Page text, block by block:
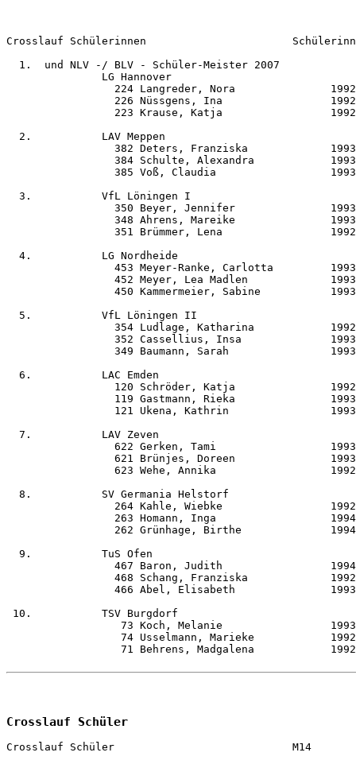
Crosslauf Schülerinnen
  1.  und NLV -/ BLV - Schüler-Meister 2007
LG Hannover
224 Langreder, Nora
226 Nüssgens, Ina
223 Krause, Katja
2.           LAV Meppen
382 Deters, Franziska
384 Schulte, Alexandra
385 Voß, Claudia
3.           VfL Löningen I
350 Beyer, Jennifer
348 Ahrens, Mareike
351 Brümmer, Lena
4.           LG Nordheide
453 Meyer-Ranke, Carlotta
452 Meyer, Lea Madlen
450 Kammermeier, Sabine
5.           VfL Löningen II
354 Ludlage, Katharina
352 Cassellius, Insa
349 Baumann, Sarah
6.           LAC Emden
120 Schröder, Katja
119 Gastmann, Rieka
121 Ukena, Kathrin
7.           LAV Zeven
622 Gerken, Tami
621 Brünjes, Doreen
623 Wehe, Annika
8.           SV Germania Helstorf
264 Kahle, Wiebke
263 Homann, Inga
262 Grünhage, Birthe
9.           TuS Ofen
467 Baron, Judith
468 Schang, Franziska
466 Abel, Elisabeth
10.           TSV Burgdorf
73 Koch, Melanie
74 Usselmann, Marieke
71 Behrens, Madgalena
Crosslauf Schüler
Crosslauf Schüler                            M14